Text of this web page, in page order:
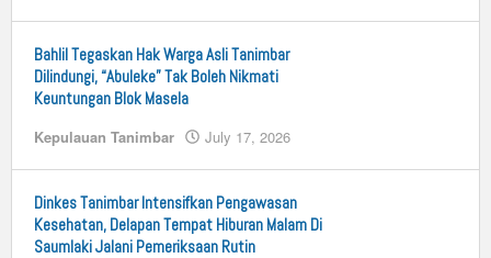
Bahlil Tegaskan Hak Warga Asli Tanimbar
Dilindungi, “Abuleke” Tak Boleh Nikmati
Keuntungan Blok Masela
Kepulauan Tanimbar
July 17, 2026
Dinkes Tanimbar Intensifkan Pengawasan
Kesehatan, Delapan Tempat Hiburan Malam Di
Saumlaki Jalani Pemeriksaan Rutin